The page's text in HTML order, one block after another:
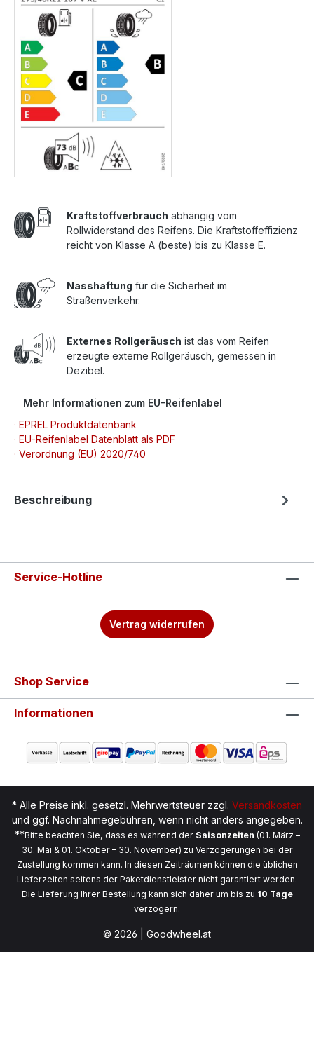
Kraftstoffverbrauch abhängig vom
Rollwiderstand des Reifens. Die Kraftstoffeffizienz
reicht von Klasse A (beste) bis zu Klasse E.
Nasshaftung für die Sicherheit im
Straßenverkehr.
Externes Rollgeräusch ist das vom Reifen
erzeugte externe Rollgeräusch, gemessen in
Dezibel.
Mehr Informationen zum EU-Reifenlabel
· EPREL Produktdatenbank
· EU-Reifenlabel Datenblatt als PDF
· Verordnung (EU) 2020/740
Beschreibung
Service-Hotline
Vertrag widerrufen
Shop Service
Informationen
* Alle Preise inkl. gesetzl. Mehrwertsteuer zzgl. Versandkosten
und ggf. Nachnahmegebühren, wenn nicht anders angegeben.
**Bitte beachten Sie, dass es während der Saisonzeiten (01. März –
30. Mai & 01. Oktober – 30. November) zu Verzögerungen bei der
Zustellung kommen kann. In diesen Zeiträumen können die üblichen
Lieferzeiten seitens der Paketdienstleister nicht garantiert werden.
Die Lieferung Ihrer Bestellung kann sich daher um bis zu 10 Tage
verzögern.
© 2026 | Goodwheel.at